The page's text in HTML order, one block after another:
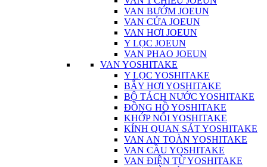
VAN BƯỚM JOEUN
VAN CỬA JOEUN
VAN HƠI JOEUN
Y LỌC JOEUN
VAN PHAO JOEUN
VAN YOSHITAKE
Y LỌC YOSHITAKE
BẪY HƠI YOSHITAKE
BỘ TÁCH NƯỚC YOSHITAKE
ĐỒNG HỒ YOSHITAKE
KHỚP NỐI YOSHITAKE
KÍNH QUAN SÁT YOSHITAKE
VAN AN TOÀN YOSHITAKE
VAN CẦU YOSHITAKE
VAN ĐIỆN TỪ YOSHITAKE